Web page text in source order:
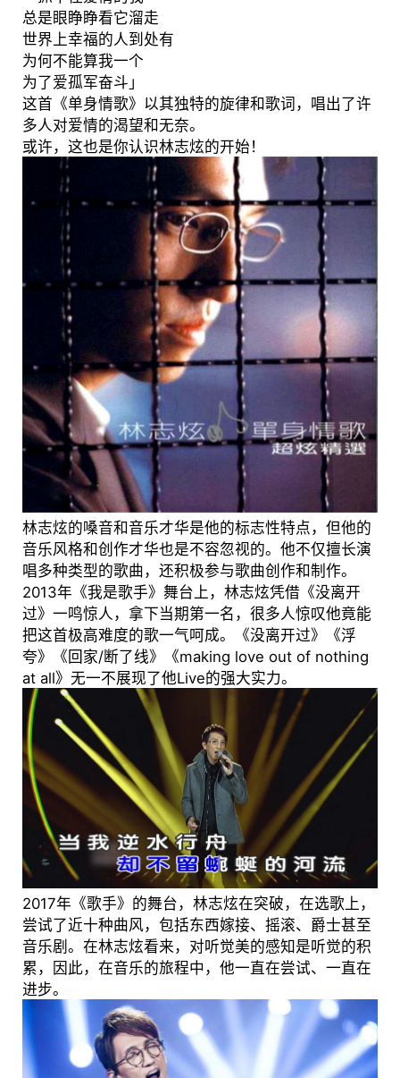
总是眼睁睁看它溜走
世界上幸福的人到处有
为何不能算我一个
为了爱孤军奋斗」
这首《单身情歌》以其独特的旋律和歌词，唱出了许
多人对爱情的渴望和无奈。
或许，这也是你认识林志炫的开始！
林志炫的嗓音和音乐才华是他的标志性特点，但他的
音乐风格和创作才华也是不容忽视的。他不仅擅长演
唱多种类型的歌曲，还积极参与歌曲创作和制作。
2013年《我是歌手》舞台上，林志炫凭借《没离开
过》一鸣惊人，拿下当期第一名，很多人惊叹他竟能
把这首极高难度的歌一气呵成。《没离开过》《浮
夸》《回家/断了线》《making love out of nothing
at all》无一不展现了他Live的强大实力。
2017年《歌手》的舞台，林志炫在突破，在选歌上，
尝试了近十种曲风，包括东西嫁接、摇滚、爵士甚至
音乐剧。在林志炫看来，对听觉美的感知是听觉的积
累，因此，在音乐的旅程中，他一直在尝试、一直在
进步。